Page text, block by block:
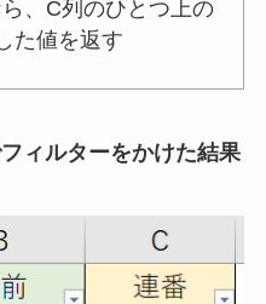
、C列のひとつ上の
た値を返す
ィルターをかけた結果